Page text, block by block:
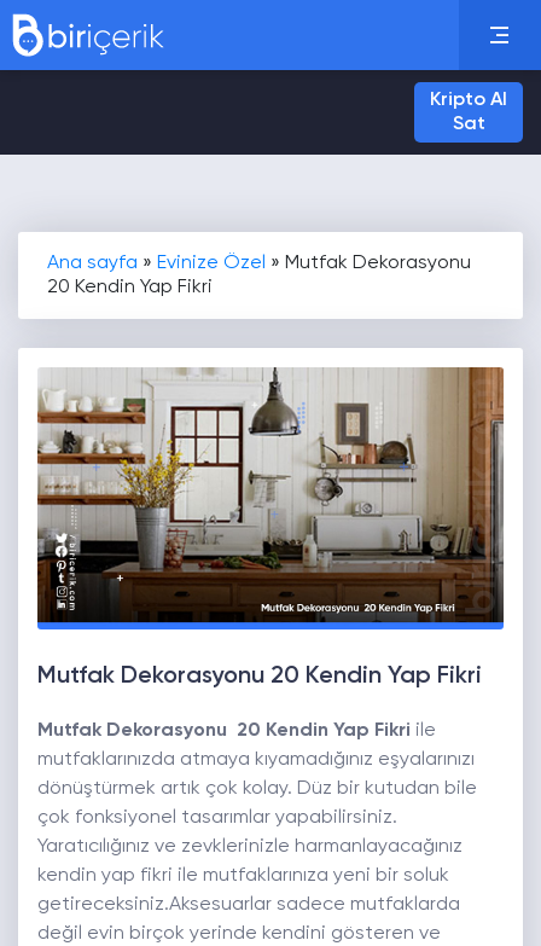
Kripto Al
Sat
Ana sayfa » Evinize Özel » Mutfak Dekorasyonu
20 Kendin Yap Fikri
Mutfak Dekorasyonu 20 Kendin Yap Fikri
Mutfak Dekorasyonu 20 Kendin Yap Fikri ile
mutfaklarınızda atmaya kıyamadığınız eşyalarınızı
dönüştürmek artık çok kolay. Düz bir kutudan bile
çok fonksiyonel tasarımlar yapabilirsiniz.
Yaratıcılığınız ve zevklerinizle harmanlayacağınız
kendin yap fikri ile mutfaklarınıza yeni bir soluk
getireceksiniz.Aksesuarlar sadece mutfaklarda
değil evin birçok yerinde kendini gösteren ve